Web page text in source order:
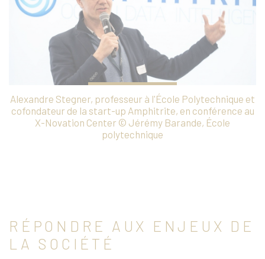
Alexandre Stegner, professeur à l'École Polytechnique et
cofondateur de la start-up Amphitrite, en conférence au
X-Novation Center © Jérémy Barande, École
polytechnique
RÉPONDRE AUX ENJEUX DE
LA SOCIÉTÉ